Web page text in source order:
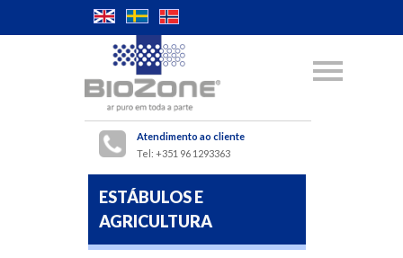
Atendimento ao cliente
Tel: +351 96 1293363
ESTÁBULOS E
AGRICULTURA